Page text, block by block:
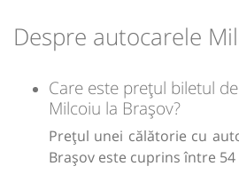
Durată:
27
80lei
Sursa: Transmontana SA| Ultima actualizare:
Despre autocarele
Care este prețul biletul
Milcoiu la Brașov?
Prețul unei călătorie cu
Brașov este cuprins între 54